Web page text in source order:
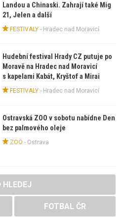
Landou a Chinaski. Zahrají také Mig
21, Jelen a další
FESTIVALY- Hradec nad Moravicí
Hudební festival Hrady CZ putuje po
Moravě na Hradec nad Moravicí
s kapelami Kabát, Kryštof a Mirai
FESTIVALY- Hradec nad Moravicí
Ostravská ZOO v sobotu nabídne Den
bez palmového oleje
ZOO - Ostrava
HLEDEJ
FOTBAL ČR